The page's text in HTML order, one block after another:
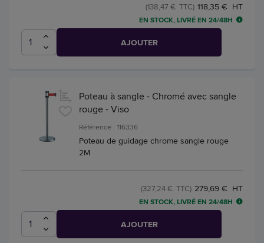
118,35 € HT
(138,47 € TTC)
EN STOCK, LIVRÉ EN 24/48H
AJOUTER
Poteau à sangle - Chromé avec sangle
rouge - Viso
Référence : 116336
Poteau de guidage chrome sangle rouge
2M
279,69 € HT
(327,24 € TTC)
EN STOCK, LIVRÉ EN 24/48H
AJOUTER